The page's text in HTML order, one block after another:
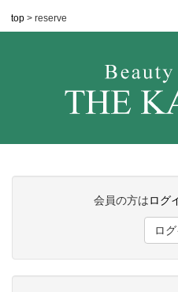
top > reserve
会員の方はログ
ロ